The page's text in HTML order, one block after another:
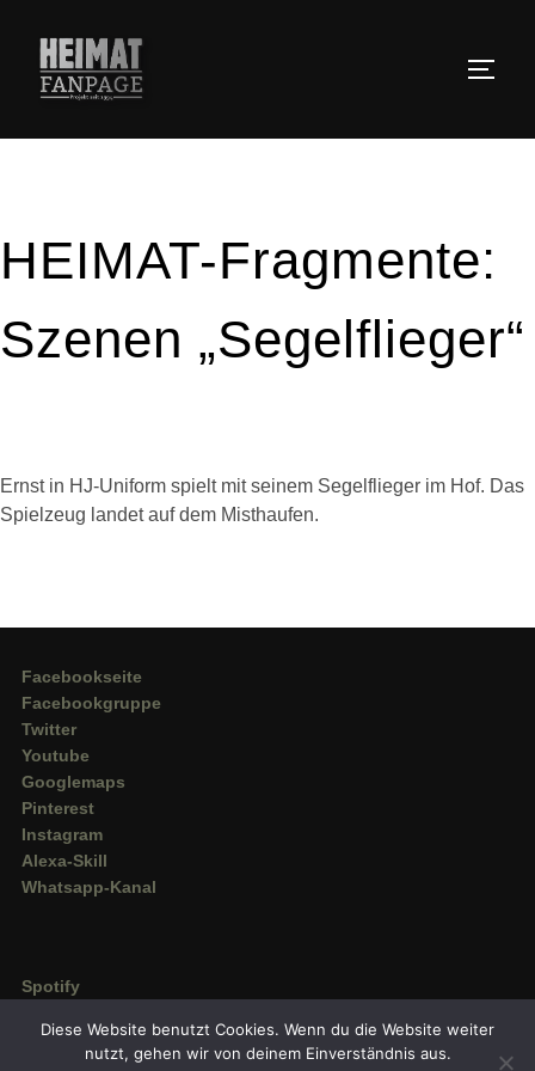
Inhalt
springen
HEIMAT-Fragmente:
Szenen „Segelflieger“
Ernst in HJ-Uniform spielt mit seinem Segelflieger im Hof. Das
Spielzeug landet auf dem Misthaufen.
Facebookseite
Facebookgruppe
Twitter
Youtube
Googlemaps
Pinterest
Instagram
Alexa-Skill
Whatsapp-Kanal
Spotify
Amazon Music
Diese Website benutzt Cookies. Wenn du die Website weiter
nutzt, gehen wir von deinem Einverständnis aus.